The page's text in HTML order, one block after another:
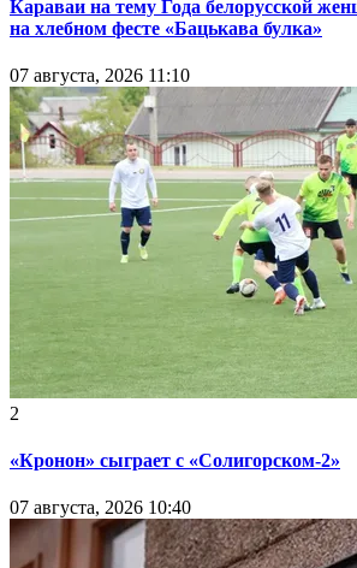
Караваи на тему Года белорусской
на хлебном фесте «Бацькава булка»
07 августа, 2026 11:10
2
«Кронон» сыграет с «Солигорском-2»
07 августа, 2026 10:40